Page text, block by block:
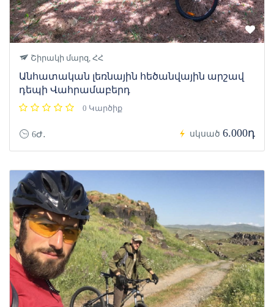
Շիրակի մարզ, ՀՀ
Անհատական լեռնային հեծանվային արշավ
դեպի Վահրամաբերդ
0 Կարծիք
6Ժ․ սկսած 6.000դ